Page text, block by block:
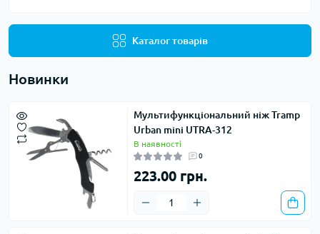
Каталог товарів
Новинки
Мультифункціональний ніж Tramp
Urban mini UTRA-312
В наявності
0
223.00 грн.